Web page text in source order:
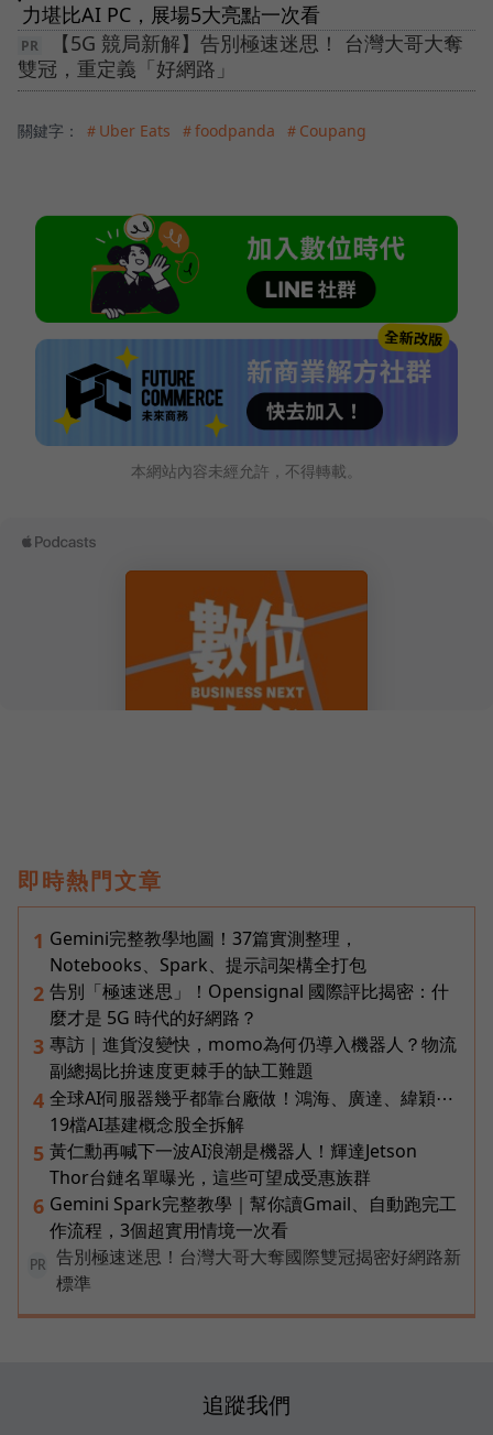
力堪比AI PC，展場5大亮點一次看
【5G 競局新解】告別極速迷思！ 台灣大哥大奪
雙冠，重定義「好網路」
關鍵字： ＃Uber Eats ＃foodpanda ＃Coupang
本網站內容未經允許，不得轉載。
即時熱門文章
1 Gemini完整教學地圖！37篇實測整理，
Notebooks、Spark、提示詞架構全打包
2 告別「極速迷思」！Opensignal 國際評比揭密：什
麼才是 5G 時代的好網路？
3 專訪｜進貨沒變快，momo為何仍導入機器人？物流
副總揭比拚速度更棘手的缺工難題
4 全球AI伺服器幾乎都靠台廠做！鴻海、廣達、緯穎⋯
19檔AI基建概念股全拆解
5 黃仁勳再喊下一波AI浪潮是機器人！輝達Jetson
Thor台鏈名單曝光，這些可望成受惠族群
6 Gemini Spark完整教學｜幫你讀Gmail、自動跑完工
作流程，3個超實用情境一次看
PR
告別極速迷思！台灣大哥大奪國際雙冠揭密好網路新
標準
追蹤我們